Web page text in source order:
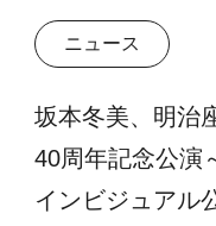
ニュース
坂本冬美、明治
40周年記念公演
インビジュアル